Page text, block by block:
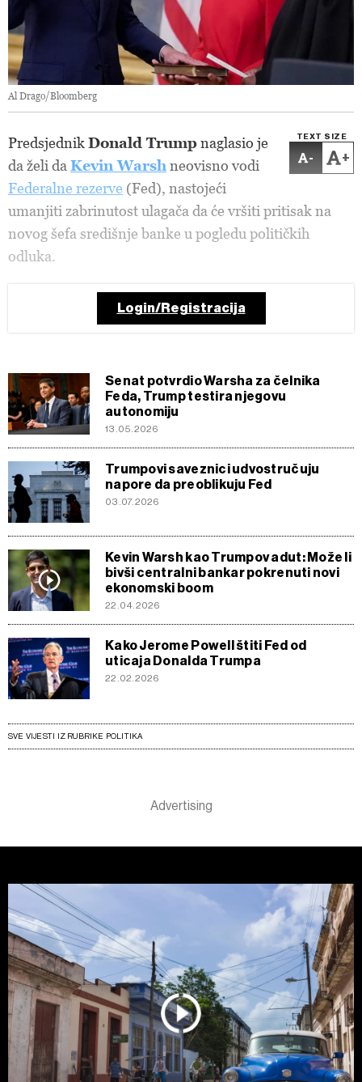
Al Drago/Bloomberg
TEXT SIZE
- +
PredsjednikDonald Trumpnaglasio je
da želi da Kevin Warsh neovisno vodi
Federalne rezerve (Fed), nastojeći
umanjiti zabrinutost ulagača da će vršiti pritisak na
novog šefa središnje banke u pogledu političkih
odluka.
Login/Registracija
Senat potvrdio Warsha za čelnika
Feda, Trump testira njegovu
autonomiju
13.05.2026
Trumpovi saveznici udvostručuju
napore da preoblikuju Fed
03.07.2026
Kevin Warsh kao Trumpov adut: Može li
bivši centralni bankar pokrenuti novi
ekonomski boom
22.04.2026
Kako Jerome Powell štiti Fed od
uticaja Donalda Trumpa
22.02.2026
SVE VIJESTI IZ RUBRIKE POLITIKA